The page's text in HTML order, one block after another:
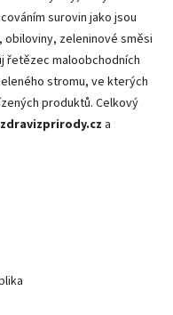
surovin jako jsou
zeleninové směsi
řetězec maloobchodních
stromu, ve kterých
produktů. Celkový
a